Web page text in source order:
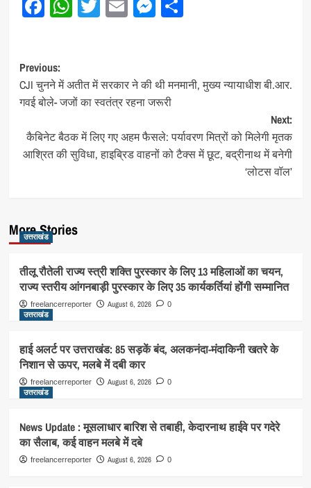
Facebook
WhatsApp
Twitter
EmailMessenger
Post
navigation
Previous:
CJI चुनने में अतीत में सरकार ने की थी मनमानी, मुख्य न्यायाधीश बी.आर.
गवई बोले- जजों का स्वतंत्र रहना जरूरी
Next:
कैबिनेट बैठक में लिए गए अहम फैसले: पर्यावरण मित्रों को मिलेगी मृतक
आश्रित की सुविधा, हाइब्रिड वाहनों को टैक्स में छूट, बद्रीनाथ में बनेगी
‘लोटस वॉल’
More Stories
उत्तराखंड
तीलू रौतेली राज्य स्त्री शक्ति पुरस्कार के लिए 13 महिलाओं का चयन,
राज्य स्तरीय आंगनबाड़ी पुरस्कार के लिए 35 कार्यकर्तियां होंगी सम्मानित
freelancerreporter August 6, 2026 0
उत्तराखंड
हाई अलर्ट पर उत्तराखंड: 85 सड़कें बंद, अलकनंदा-मंदाकिनी खतरे के
निशान से ऊपर, मलबे में दबी कार
freelancerreporter August 6, 2026 0
उत्तराखंड
News Update : मूसलाधार बारिश से तबाही, केदारनाथ हाईवे पर गदेरे
का सैलाब, कई वाहन मलबे में दबे
freelancerreporter August 6, 2026 0